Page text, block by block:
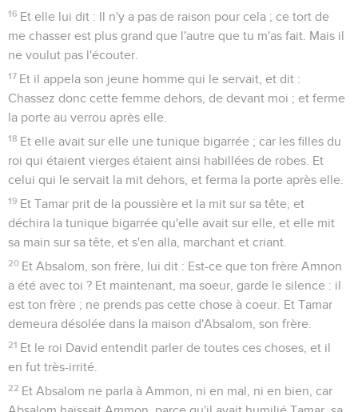
16 Et elle lui dit : Il n'y a pas de raison pour cela ; ce tort de
me chasser est plus grand que l'autre que tu m'as fait. Mais il
ne voulut pas l'écouter.
17 Et il appela son jeune homme qui le servait, et dit :
Chassez donc cette femme dehors, de devant moi ; et ferme
la porte au verrou après elle.
18 Et elle avait sur elle une tunique bigarrée ; car les filles du
roi qui étaient vierges étaient ainsi habillées de robes. Et
celui qui le servait la mit dehors, et ferma la porte après elle.
19 Et Tamar prit de la poussière et la mit sur sa tête, et
déchira la tunique bigarrée qu'elle avait sur elle, et elle mit
sa main sur sa tête, et s'en alla, marchant et criant.
20 Et Absalom, son frère, lui dit : Est-ce que ton frère Amnon
a été avec toi ? Et maintenant, ma soeur, garde le silence : il
est ton frère ; ne prends pas cette chose à coeur. Et Tamar
demeura désolée dans la maison d'Absalom, son frère.
21 Et le roi David entendit parler de toutes ces choses, et il
en fut très-irrité.
22 Et Absalom ne parla à Ammon, ni en mal, ni en bien, car